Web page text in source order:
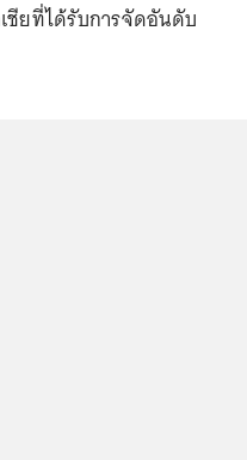
ชียที่ได้รับการจัดอันดับ